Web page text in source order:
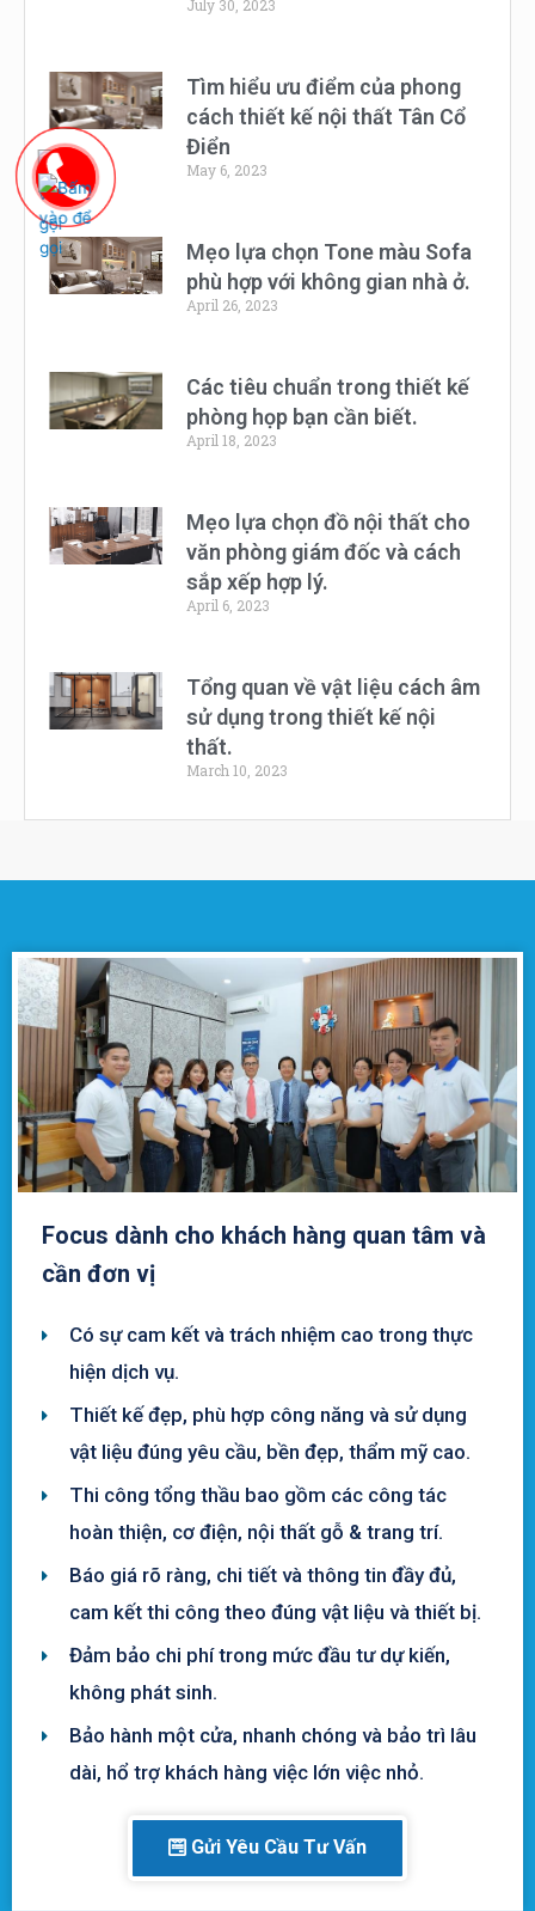
July 30, 2023
Tìm hiểu ưu điểm của phong
cách thiết kế nội thất Tân Cổ
Điển
May 6, 2023
Mẹo lựa chọn Tone màu Sofa
phù hợp với không gian nhà ở.
April 26, 2023
Các tiêu chuẩn trong thiết kế
phòng họp bạn cần biết.
April 18, 2023
Mẹo lựa chọn đồ nội thất cho
văn phòng giám đốc và cách
sắp xếp hợp lý.
April 6, 2023
Tổng quan về vật liệu cách âm
sử dụng trong thiết kế nội
thất.
March 10, 2023
Focus dành cho khách hàng quan tâm và
cần đơn vị
Có sự cam kết và trách nhiệm cao trong thực
hiện dịch vụ.
Thiết kế đẹp, phù hợp công năng và sử dụng
vật liệu đúng yêu cầu, bền đẹp, thẩm mỹ cao.
Thi công tổng thầu bao gồm các công tác
hoàn thiện, cơ điện, nội thất gỗ & trang trí.
Báo giá rõ ràng, chi tiết và thông tin đầy đủ,
cam kết thi công theo đúng vật liệu và thiết bị.
Đảm bảo chi phí trong mức đầu tư dự kiến,
không phát sinh.
Bảo hành một cửa, nhanh chóng và bảo trì lâu
dài, hổ trợ khách hàng việc lớn việc nhỏ.
Gửi Yêu Cầu Tư Vấn